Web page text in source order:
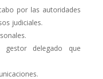
por las autoridades
judiciales.
delegado que